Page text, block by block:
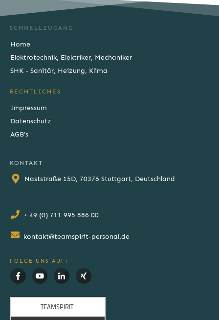
SCHNELLZUGANG
Home
Elektrotechnik, Elektriker, Mechaniker
SHK - Sanitär, Heizung, Klima
RECHTLICHES
Impressum
Datenschutz
AGB's
KONTAKT
Naststraße 15D, 70376 Stuttgart, Deutschland
+ 49 (0) 711 995 886 00
kontakt@teamspirit-personal.de
FOLGE UNS AUF: